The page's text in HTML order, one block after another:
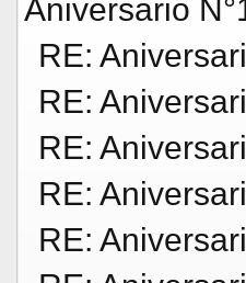
Aniversario
RE:
RE:
RE:
RE:
RE: